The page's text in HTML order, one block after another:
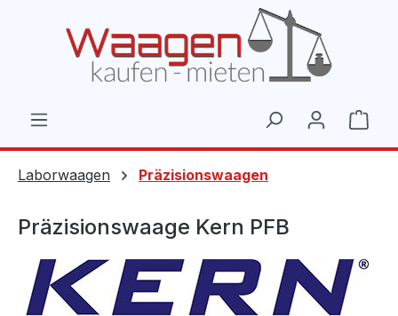
Laborwaagen Präzisionswaagen
Präzisionswaage Kern PFB